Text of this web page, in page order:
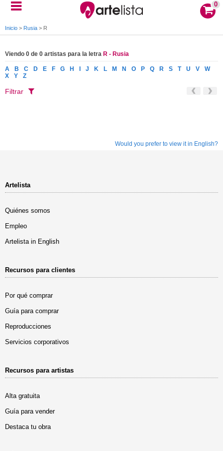
0
Inicio > Rusia > R
Viendo 0 de 0 artistas para la letra R - Rusia
A B C D E F G H J K L M N O P Q R S T U V
W
X
Y Z
Filtrar
Would you prefer to view it in English?
Artelista
Quiénes somos
Empleo
Artelista in English
Recursos para clientes
Por qué comprar
Guía para comprar
Reproducciones
Servicios corporativos
Recursos para artistas
Alta gratuita
Guía para vender
Destaca tu obra